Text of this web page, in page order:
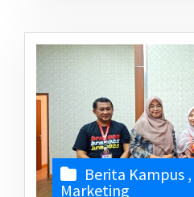
Berita Kampus ,
Marketing